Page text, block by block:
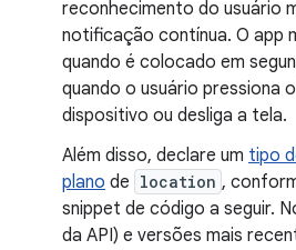
reconhecimento do usuário
notificação contínua. O app
quando é colocado em
quando o usuário pressiona
dispositivo ou desliga a tela.
Além disso, declare um tipo
plano de location ,
snippet de código a seguir.
da API) e versões mais